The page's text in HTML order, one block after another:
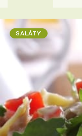
SALÁTY